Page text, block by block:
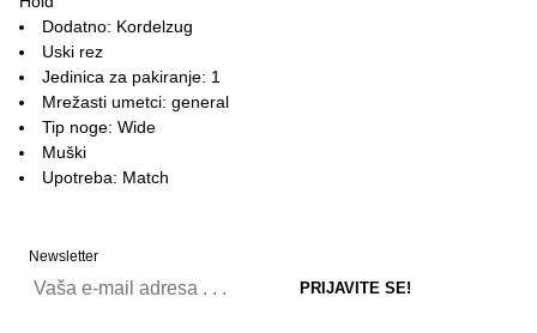
Dodatno: Kordelzug
Uski rez
Jedinica za pakiranje: 1
Mrežasti umetci: general
Tip noge: Wide
Muški
Upotreba: Match
Newsletter